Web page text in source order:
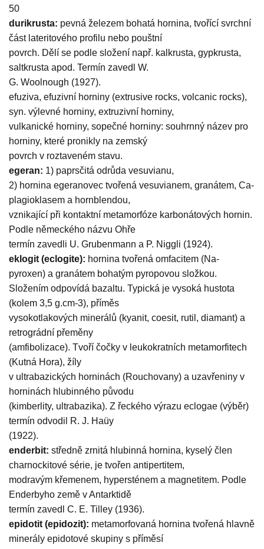
50
durikrusta: pevná železem bohatá hornina, tvořící svrchní
část lateritového profilu nebo pouštní
povrch. Dělí se podle složení např. kalkrusta, gypkrusta,
saltkrusta apod. Termín zavedl W.
G. Woolnough (1927).
efuziva, efuzivní horniny (extrusive rocks, volcanic rocks),
syn. výlevné horniny, extruzivní horniny,
vulkanické horniny, sopečné horniny: souhrnný název pro
horniny, které pronikly na zemský
povrch v roztaveném stavu.
egeran: 1) paprsčitá odrůda vesuvianu,
2) hornina egeranovec tvořená vesuvianem, granátem, Ca-
plagioklasem a hornblendou,
vznikající při kontaktní metamorfóze karbonátových hornin.
Podle německého názvu Ohře
termín zavedli U. Grubenmann a P. Niggli (1924).
eklogit (eclogite): hornina tvořená omfacitem (Na-
pyroxen) a granátem bohatým pyropovou složkou.
Složením odpovídá bazaltu. Typická je vysoká hustota
(kolem 3,5 g.cm-3), příměs
vysokotlakových minerálů (kyanit, coesit, rutil, diamant) a
retrográdní přeměny
(amfibolizace). Tvoří čočky v leukokratních metamorfitech
(Kutná Hora), žíly
v ultrabazických horninách (Rouchovany) a uzavřeniny v
horninách hlubinného původu
(kimberlity, ultrabazika). Z řeckého výrazu eclogae (výběr)
termín odvodil R. J. Haüy
(1922).
enderbit: středně zrnitá hlubinná hornina, kyselý člen
charnockitové série, je tvořen antipertitem,
modravým křemenem, hypersténem a magnetitem. Podle
Enderbyho země v Antarktidě
termín zavedl C. E. Tilley (1936).
epidotit (epidozit): metamorfovaná hornina tvořená hlavně
minerály epidotové skupiny s příměsí